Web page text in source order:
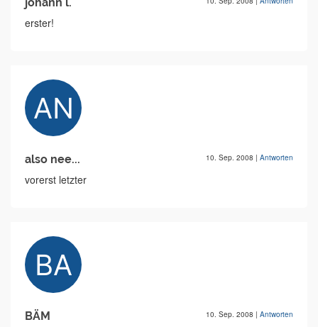
erster!
also nee... 10. Sep. 2008 | Antworten
vorerst letzter
BÄM 10. Sep. 2008 | Antworten